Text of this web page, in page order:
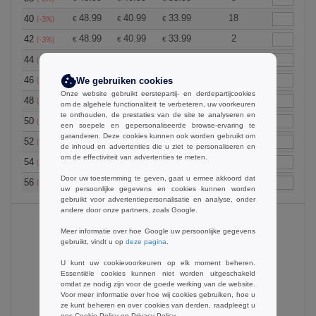
40 (-3%) € 48.99 € 40.99 € 33.99
18
42 (-3%) € 48.99 € 40.99 € 33.99
2
44 (-3%)
46 (-3%) €48.99 €40.99 €33.99
48 (-3%) € 48.99 40.99 33.99
24
50 (-3%) 48.99 €40.99 € 33.99
24
52 (-3%) 48.99 40.99 33.99
25
54 (-3%) €48.99 €40.99 €33.99
56 (-3%) € 48.99 €40.99 € 33.99 20
We gebruiken cookies
Onze website gebruikt eerstepartij- en derdepartijcookies
om de algehele functionaliteit te verbeteren, uw voorkeuren
te onthouden, de prestaties van de site te analyseren en
een soepele en gepersonaliseerde browse-ervaring te
garanderen. Deze cookies kunnen ook worden gebruikt om
de inhoud en advertenties die u ziet te personaliseren en
om de effectiviteit van advertenties te meten.
Door uw toestemming te geven, gaat u ermee akkoord dat
uw persoonlijke gegevens en cookies kunnen worden
gebruikt voor advertentiepersonalisatie en analyse, onder
andere door onze partners, zoals Google.
Meer informatie over hoe Google uw persoonlijke gegevens
gebruikt, vindt u op deze pagina
U kunt uw cookievoorkeuren op elk moment beheren.
Essentiële cookies kunnen niet worden uitgeschakeld
omdat ze nodig zijn voor de goede werking van de website.
Voor meer informatie over hoe wij cookies gebruiken, hoe u
ze kunt beheren en over cookies van derden, raadpleegt u